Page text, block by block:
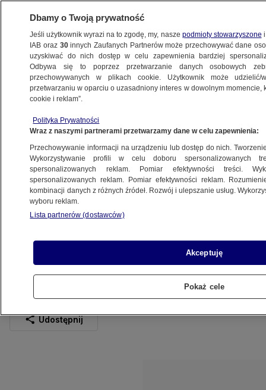
Kobieta odpowie za fałszywy alarm
bombowy, grozi jej nawet osiem lat
więzienia
Źródło:lubuska policja
Udostępnij
Dbamy o Twoją prywatność
Jeśli użytkownik wyrazi na to zgodę, my, nasze podmioty stowarzyszone
IAB oraz 30innych Zaufanych Partnerów może przechowywać dane
uzyskiwać do nich dostęp w celu zapewnienia bardziej
Odbywa się to poprzez przetwarzanie danych osobowych
przechowywanych w plikach cookie. Użytkownik może
przetwarzaniu w oparciu o uzasadniony interes w dowolnym momencie,
cookie i reklam”.
Polityka Prywatności
Wraz z naszymi partnerami przetwarzamy dane w celu zapewnienia:
Przechowywanie informacji na urządzeniu lub dostęp do nich.
Wykorzystywanie profili w celu doboru spersonalizowanych
spersonalizowanych reklam. Pomiar efektywności treści.
spersonalizowanych reklam. Pomiar efektywności reklam.
kombinacji danych z różnych źródeł. Rozwój i ulepszanie usług.
wyboru reklam.
Lista partnerów (dostawców)
Akceptuję
Pokaż cele